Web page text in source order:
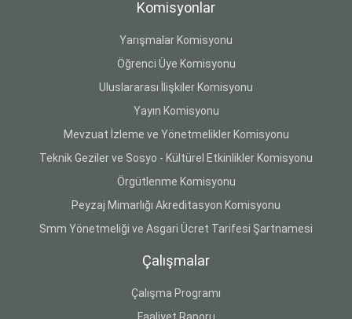
Komisyonlar
Yarışmalar Komisyonu
Öğrenci Üye Komisyonu
Uluslararası İlişkiler Komisyonu
Yayın Komisyonu
Mevzuat İzleme ve Yönetmelikler Komisyonu
Teknik Geziler ve Sosyo - Kültürel Etkinlikler Komisyonu
Örgütlenme Komisyonu
Peyzaj Mimarlığı Akreditasyon Komisyonu
Smm Yönetmeliği ve Asgari Ücret Tarifesi Şartnamesi
Çalışmalar
Çalışma Programı
Faaliyet Raporu